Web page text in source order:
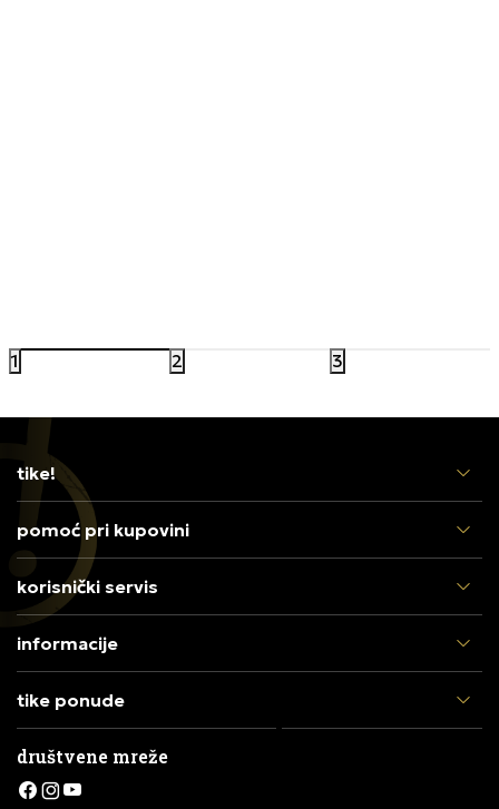
1 2 3
tike!
pomoć pri kupovini
korisnički servis
informacije
tike ponude
društvene mreže